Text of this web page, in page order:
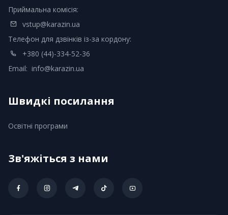
Приймальна комісія:
vstup@karazin.ua
Телефон для дзвінків із-за кордону:
+380 (44)-334-52-36
Email: info@karazin.ua
Швидкі посилання
Освітні програми
Зв'яжіться з нами